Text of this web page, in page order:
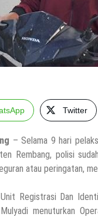
Twitter
– Selama 9 hari
Rembang, polisi
atau peringatan,
Registrasi Dan
menuturkan